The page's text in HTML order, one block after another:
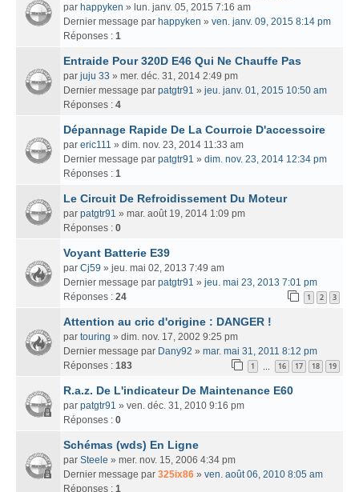
par happyken » lun. janv. 05, 2015 7:16 am
Dernier message par happyken » ven. janv. 09, 2015 8:14 pm
Réponses : 1
Entraide Pour 320D E46 Qui Ne Chauffe Pas
par juju 33 » mer. déc. 31, 2014 2:49 pm
Dernier message par patgtr91 » jeu. janv. 01, 2015 10:50 am
Réponses : 4
Dépannage Rapide De La Courroie D'accessoire
par eric111 » dim. nov. 23, 2014 11:33 am
Dernier message par patgtr91 » dim. nov. 23, 2014 12:34 pm
Réponses : 1
Le Circuit De Refroidissement Du Moteur
par patgtr91 » mar. août 19, 2014 1:09 pm
Réponses : 0
Voyant Batterie E39
par Cj59 » jeu. mai 02, 2013 7:49 am
Dernier message par patgtr91 » jeu. mai 23, 2013 7:01 pm
Réponses : 24 1 2 3
Attention au cric d'origine : DANGER !
par touring » dim. nov. 17, 2002 9:25 pm
Dernier message par Dany92 » mar. mai 31, 2011 8:12 pm
Réponses : 183 1 16 17 18 19
R.a.z. De L'indicateur De Maintenance E60
par patgtr91 » ven. déc. 31, 2010 9:16 pm
Réponses : 0
Schémas (wds) En Ligne
par Steele » mer. nov. 15, 2006 4:34 pm
Dernier message par 325ix86 » ven. août 06, 2010 8:05 am
Réponses : 1